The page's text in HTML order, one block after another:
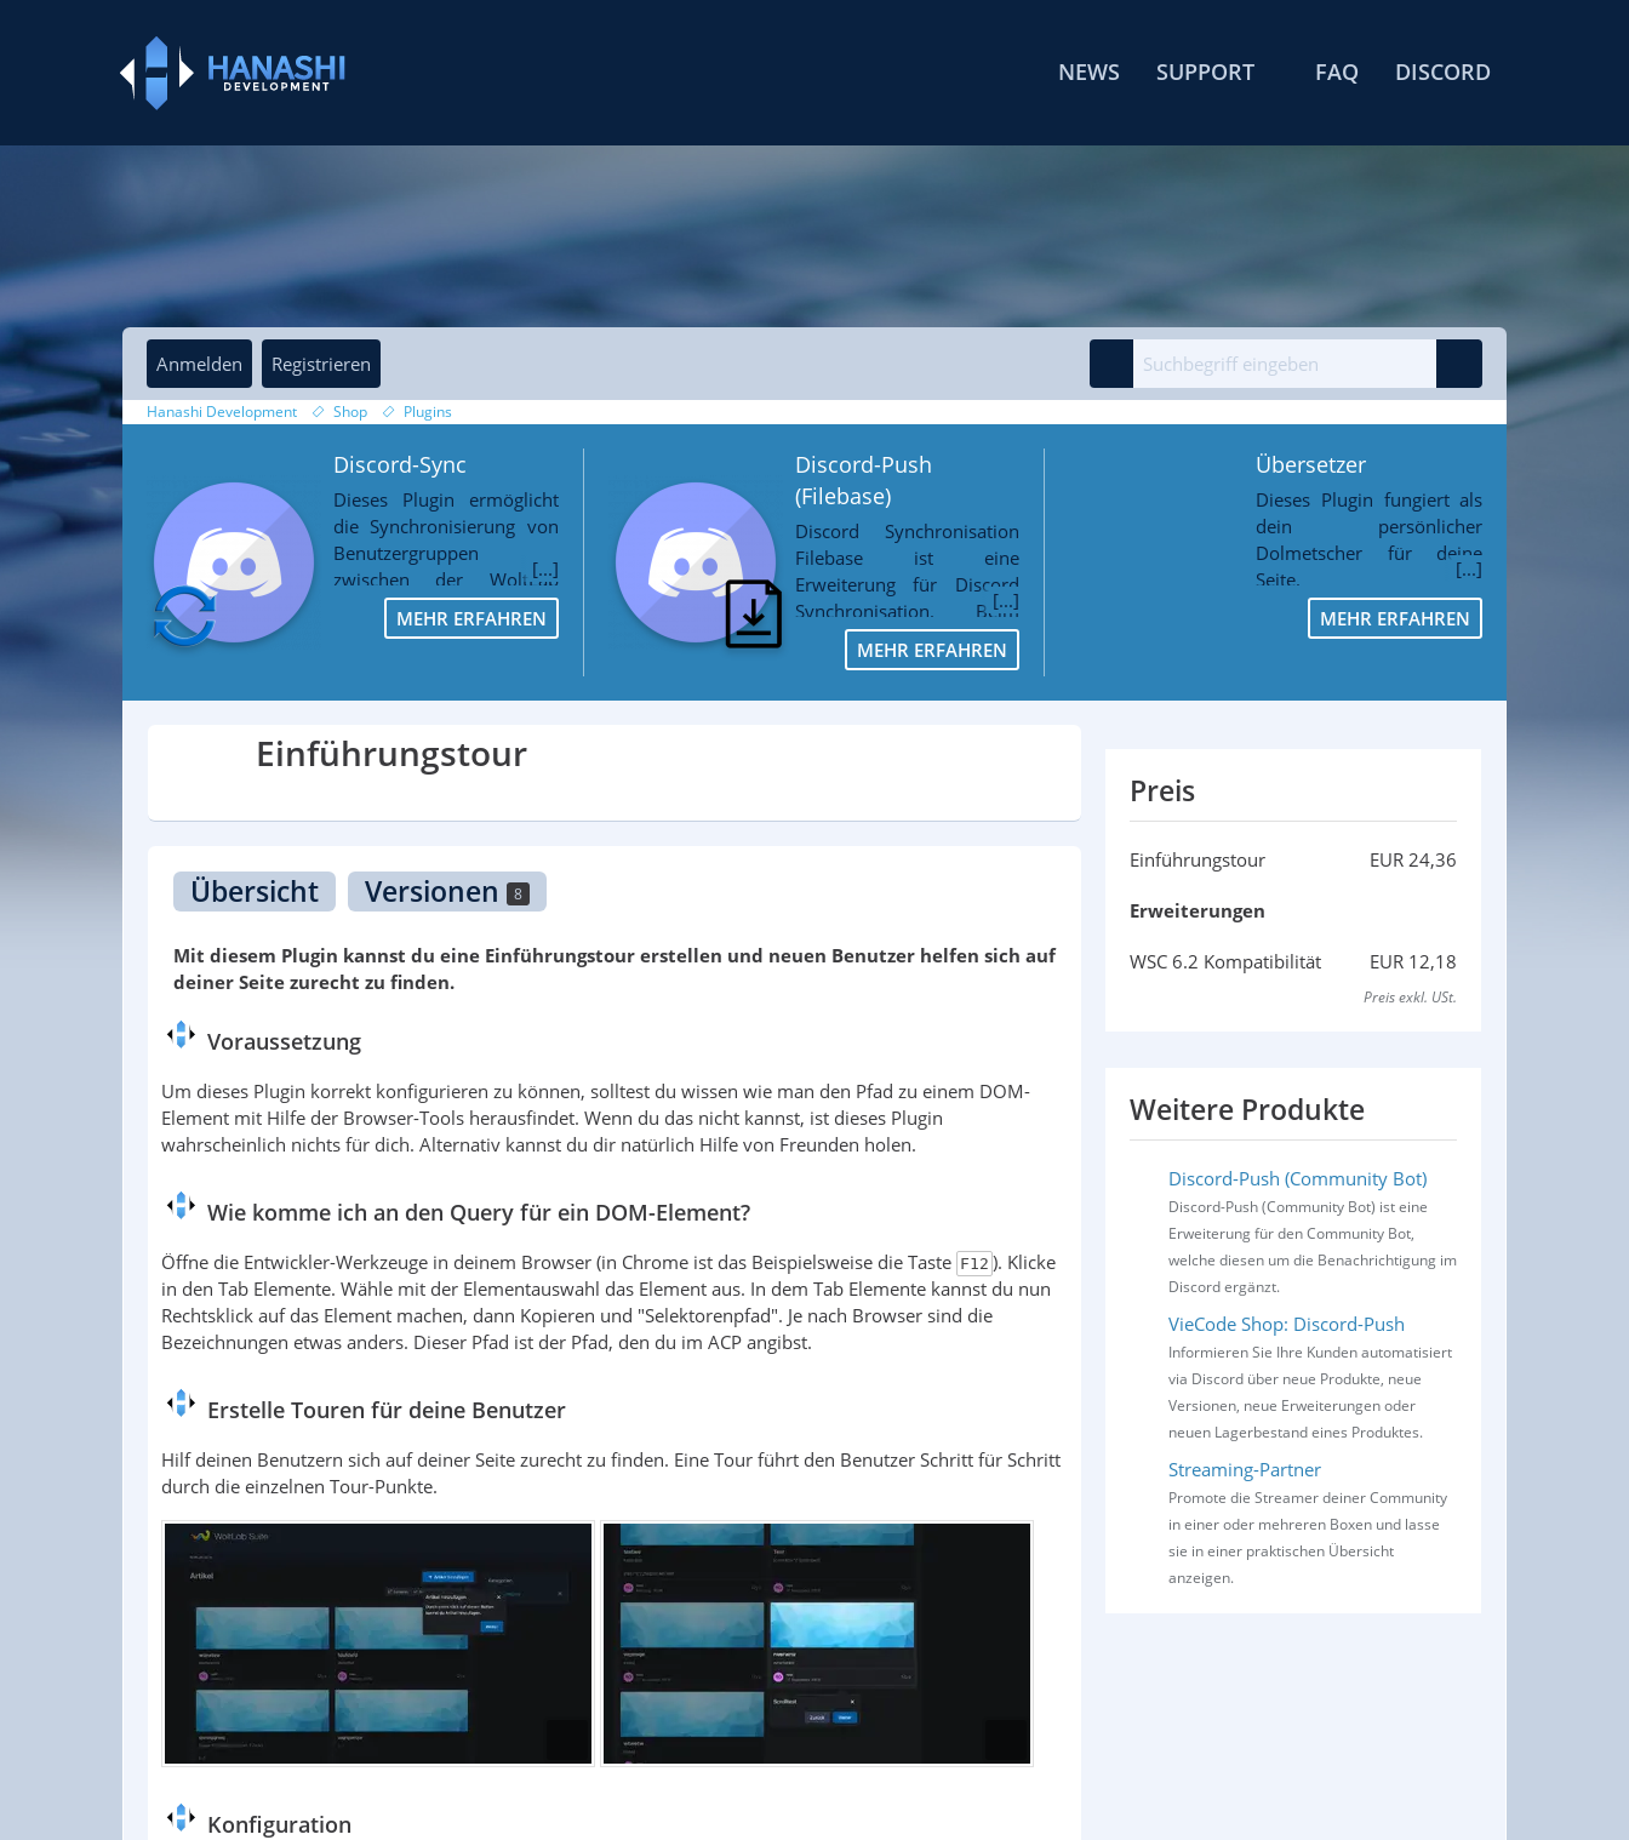
NEWS SUPPORT FAQ DISCORD
Anmelden Registrieren
Hanashi Development Shop Plugins
Discord-Sync
Dieses Plugin ermöglicht
die Synchronisierung von
Benutzergruppen
zwischen der WoltLab
Suite und deinem Discord
Server.
MEHR ERFAHREN
Discord-Push
(Filebase)
Discord Synchronisation
Filebase ist eine
Erweiterung für Discord
Synchronisation. Beim
Hinzufügen von neuen
Daten kann automatisch
MEHR ERFAHREN
Übersetzer
Dieses Plugin fungiert als
dein persönlicher
Dolmetscher für deine
Seite.
MEHR ERFAHREN
Einführungstour
Übersicht Versionen 8
Mit diesem Plugin kannst du eine Einführungstour erstellen und neuen Benutzer helfen sich auf
deiner Seite zurecht zu finden.
Voraussetzung
Um dieses Plugin korrekt konfigurieren zu können, solltest du wissen wie man den Pfad zu einem DOM-
Element mit Hilfe der Browser-Tools herausfindet. Wenn du das nicht kannst, ist dieses Plugin
wahrscheinlich nichts für dich. Alternativ kannst du dir natürlich Hilfe von Freunden holen.
Wie komme ich an den Query für ein DOM-Element?
Öffne die Entwickler-Werkzeuge in deinem Browser (in Chrome ist das Beispielsweise die Taste F12 ). Klicke
in den Tab Elemente. Wähle mit der Elementauswahl das Element aus. In dem Tab Elemente kannst du nun
Rechtsklick auf das Element machen, dann Kopieren und "Selektorenpfad". Je nach Browser sind die
Bezeichnungen etwas anders. Dieser Pfad ist der Pfad, den du im ACP angibst.
Erstelle Touren für deine Benutzer
Hilf deinen Benutzern sich auf deiner Seite zurecht zu finden. Eine Tour führt den Benutzer Schritt für Schritt
durch die einzelnen Tour-Punkte.
Konfiguration
Preis
Einführungstour EUR 24,36
Erweiterungen
WSC 6.2 Kompatibilität EUR 12,18
Preis exkl. USt.
Weitere Produkte
Discord-Push (Community Bot)
Discord-Push (Community Bot) ist eine
Erweiterung für den Community Bot,
welche diesen um die Benachrichtigung im
Discord ergänzt.
VieCode Shop: Discord-Push
Informieren Sie Ihre Kunden automatisiert
via Discord über neue Produkte, neue
Versionen, neue Erweiterungen oder
neuen Lagerbestand eines Produktes.
Streaming-Partner
Promote die Streamer deiner Community
in einer oder mehreren Boxen und lasse
sie in einer praktischen Übersicht
anzeigen.